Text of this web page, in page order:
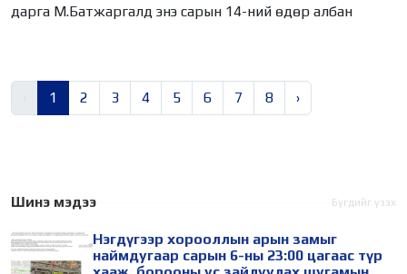
дарга М.Батжаргалд энэ сарын 14-ний өдөр албан
1 2 3 4 5 6 7 8 ›
Шинэ мэдээ Бүгдийг үзэх
Нэгдүгээр хорооллын арын замыг
наймдугаар сарын 6-ны 23:00 цагаас түр